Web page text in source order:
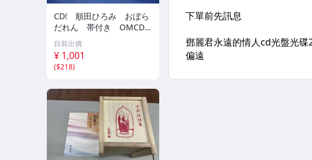
CD! 順田ひろみ おぼら
だれん 帯付き OMCD-1
6 42405
目前出價
¥ 1,001
($218)